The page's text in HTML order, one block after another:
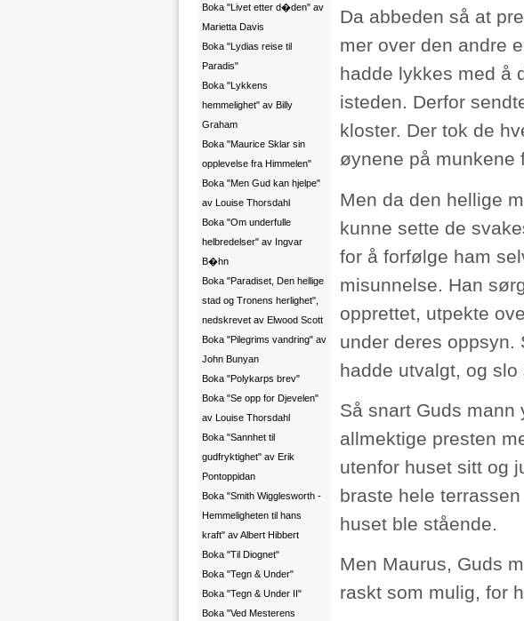
Boka "Livet etter d�den" av
Marietta Davis
Boka "Lydias reise til
Paradis"
Boka "Lykkens
hemmelighet" av Billy
Graham
Boka "Maurice Sklar sin
opplevelse fra Himmelen"
Boka "Men Gud kan hjelpe"
av Louise Thorsdahl
Boka "Om underfulle
helbredelser" av Ingvar
B�hn
Boka "Paradiset, Den hellige
stad og Tronens herlighet",
nedskrevet av Elwood Scott
Boka "Pilegrims vandring" av
John Bunyan
Boka "Polykarps brev"
Boka "Se opp for Djevelen"
av Louise Thorsdahl
Boka "Sannhet til
gudfryktighet" av Erik
Pontoppidan
Boka "Smith Wigglesworth -
Hemmeligheten til hans
kraft" av Albert Hibbert
Boka "Til Diognet"
Boka "Tegn & Under"
Boka "Tegn & Under II"
Boka "Ved Mesterens
Da abbeden så at
mer over den andre
hadde lykkes med å
isteden. Derfor
kloster. Der tok de
øynene på munkene
Men da den hellige
kunne sette de
for å forfølge ham
misunnelse. Han
opprettet, utpekte
under deres oppsyn.
hadde utvalgt, og
Så snart Guds mann
allmektige presten
utenfor huset sitt og
braste hele
huset ble stående.
Men Maurus, Guds
raskt som mulig, for